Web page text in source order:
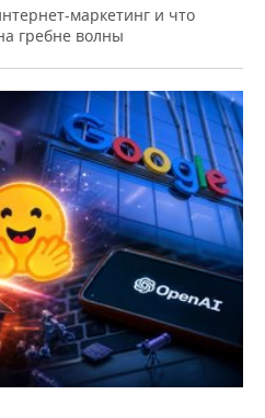
маркетинг и что
гребне волны